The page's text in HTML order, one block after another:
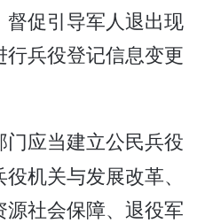
促引导军人退出现
兵役登记信息变更
门应当建立公民兵役
机关与发展改革、
社会保障、退役军